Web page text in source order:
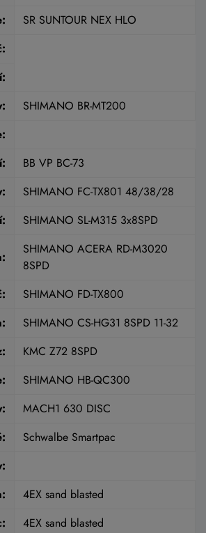
SR SUNTOUR NEX HLO
SHIMANO BR-MT200
BB VP BC-73
SHIMANO FC-TX801 48/38/28
SHIMANO SL-M315 3x8SPD
SHIMANO ACERA RD-M3020
8SPD
SHIMANO FD-TX800
SHIMANO CS-HG31 8SPD 11-32
KMC Z72 8SPD
SHIMANO HB-QC300
MACH1 630 DISC
Schwalbe Smartpac
4EX sand blasted
4EX sand blasted